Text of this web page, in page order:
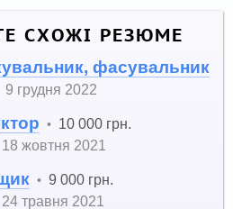
СХОЖІ РЕЗЮМЕ
фасувальник
9 грудня 2022
• 10 000 грн.
18 жовтня 2021
•9 000 грн.
24 травня 2021